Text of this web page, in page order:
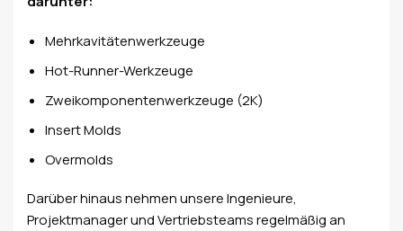
Mehrkavitätenwerkzeuge
Hot-Runner-Werkzeuge
Zweikomponentenwerkzeuge (2K)
Insert Molds
Overmolds
Darüber hinaus nehmen unsere Ingenieure,
Projektmanager und Vertriebsteams regelmäßig an